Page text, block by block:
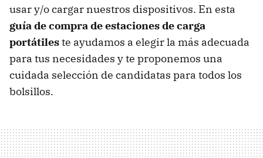
usar y/o cargar nuestros dispositivos. En esta
guía de compra de estaciones de carga
portátileste ayudamos a elegir la más adecuada
para tus necesidades y te proponemos una
cuidada selección de candidatas para todos los
bolsillos.